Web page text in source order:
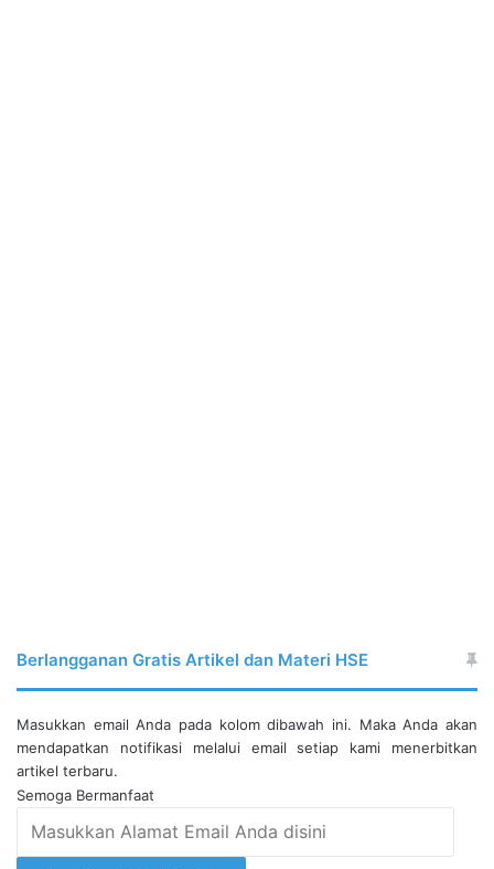
Berlangganan Gratis Artikel dan Materi HSE
Masukkan email Anda pada kolom dibawah ini. Maka Anda akan
mendapatkan notifikasi melalui email setiap kami menerbitkan
artikel terbaru.
Semoga Bermanfaat
Alamat